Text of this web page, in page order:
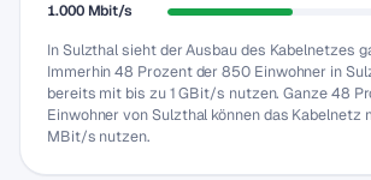
1.000 Mbit/s
In Sulzthal sieht der Ausbau des Kabelnetzes
Immerhin 48 Prozent der 850 Einwohner in
bereits mit bis zu 1 GBit/s nutzen. Ganze 48
Einwohner von Sulzthal können das Kabelnetz
MBit/s nutzen.